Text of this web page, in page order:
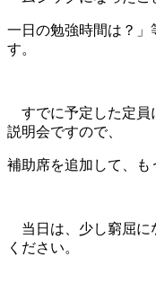
一日の勉強時間は？」
す。
すでに予定した定員
説明会ですので、
補助席を追加して、も
当日は、少し窮屈に
ください。